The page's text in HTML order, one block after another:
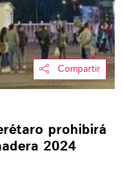
Compartir
prohibirá
2024